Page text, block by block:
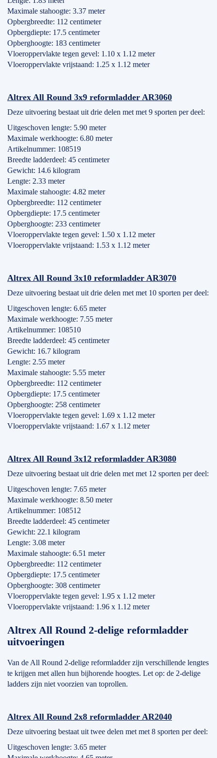
Maximale stahoogte: 3.37 meter
Opbergbreedte: 112 centimeter
Opbergdiepte: 17.5 centimeter
Opberghoogte: 183 centimeter
Vloeroppervlakte tegen gevel: 1.10 x 1.12 meter
Vloeroppervlakte vrijstaand: 1.25 x 1.12 meter
Altrex All Round 3x9 reformladder AR3060
Deze uitvoering bestaat uit drie delen met met 9 sporten per deel:
Uitgeschoven lengte: 5.90 meter
Maximale werkhoogte: 6.80 meter
Artikelnummer: 108519
Breedte ladderdeel: 45 centimeter
Gewicht: 14.6 kilogram
Lengte: 2.33 meter
Maximale stahoogte: 4.82 meter
Opbergbreedte: 112 centimeter
Opbergdiepte: 17.5 centimeter
Opberghoogte: 233 centimeter
Vloeroppervlakte tegen gevel: 1.50 x 1.12 meter
Vloeroppervlakte vrijstaand: 1.53 x 1.12 meter
Altrex All Round 3x10 reformladder AR3070
Deze uitvoering bestaat uit drie delen met met 10 sporten per deel:
Uitgeschoven lengte: 6.65 meter
Maximale werkhoogte: 7.55 meter
Artikelnummer: 108510
Breedte ladderdeel: 45 centimeter
Gewicht: 16.7 kilogram
Lengte: 2.55 meter
Maximale stahoogte: 5.55 meter
Opbergbreedte: 112 centimeter
Opbergdiepte: 17.5 centimeter
Opberghoogte: 258 centimeter
Vloeroppervlakte tegen gevel: 1.69 x 1.12 meter
Vloeroppervlakte vrijstaand: 1.67 x 1.12 meter
Altrex All Round 3x12 reformladder AR3080
Deze uitvoering bestaat uit drie delen met met 12 sporten per deel:
Uitgeschoven lengte: 7.65 meter
Maximale werkhoogte: 8.50 meter
Artikelnummer: 108512
Breedte ladderdeel: 45 centimeter
Gewicht: 22.1 kilogram
Lengte: 3.08 meter
Maximale stahoogte: 6.51 meter
Opbergbreedte: 112 centimeter
Opbergdiepte: 17.5 centimeter
Opberghoogte: 308 centimeter
Vloeroppervlakte tegen gevel: 1.95 x 1.12 meter
Vloeroppervlakte vrijstaand: 1.96 x 1.12 meter
Altrex All Round 2-delige reformladder
uitvoeringen
Van de All Round 2-delige reformladder zijn verschillende lengtes
te krijgen met allen hun bijhorende hoogtes. Let op: de 2-delige
ladders zijn niet voorzien van toprollen.
Altrex All Round 2x8 reformladder AR2040
Deze uitvoering bestaat uit twee delen met met 8 sporten per deel:
Uitgeschoven lengte: 3.65 meter